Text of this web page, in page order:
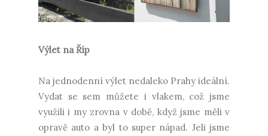
Výlet na Říp
Na jednodenní výlet nedaleko Prahy ideální.
Vydat se sem můžete i vlakem, což jsme
využili i my zrovna v době, když jsme měli v
opravě auto a byl to super nápad. Jeli jsme